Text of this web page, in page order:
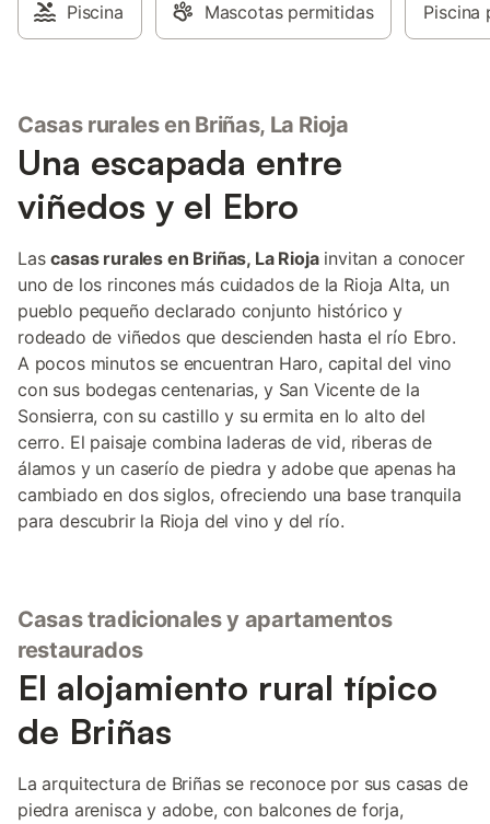
Piscina Mascotas permitidas Piscina
Casas rurales en Briñas, La Rioja
Una escapada entre
viñedos y el Ebro
Lascasas rurales en Briñas, La Riojainvitan a conocer
uno de los rincones más cuidados de la Rioja Alta, un
pueblo pequeño declarado conjunto histórico y
rodeado de viñedos que descienden hasta el río Ebro.
A pocos minutos se encuentran Haro, capital del vino
con sus bodegas centenarias, y San Vicente de la
Sonsierra, con su castillo y su ermita en lo alto del
cerro. El paisaje combina laderas de vid, riberas de
álamos y un caserío de piedra y adobe que apenas ha
cambiado en dos siglos, ofreciendo una base tranquila
para descubrir la Rioja del vino y del río.
Casas tradicionales y apartamentos
restaurados
El alojamiento rural típico
de Briñas
La arquitectura de Briñas se reconoce por sus casas de
piedra arenisca y adobe, con balcones de forja,